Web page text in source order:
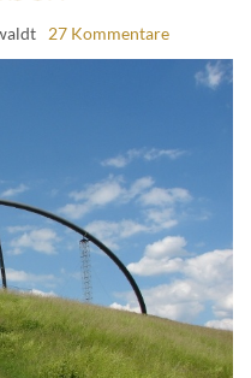
27 Kommentare